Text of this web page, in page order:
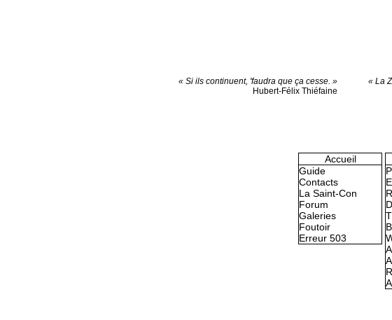
« Si ils continuent, 'faudra que ça cesse. »
Hubert-Félix Thiéfaine
« La
Accueil
Guide
Contacts
La Saint-Con
Forum
Galeries
Foutoir
Erreur 503